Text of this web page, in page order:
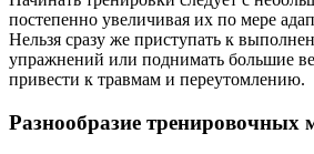
постепенно увеличивая их по мере
Нельзя сразу же приступать к
упражнений или поднимать большие
привести к травмам и переутомлению.
Разнообразие тренировочных